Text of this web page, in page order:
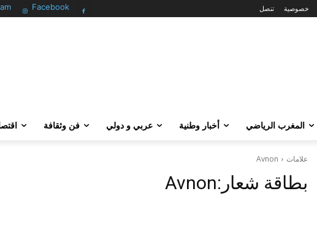
Facebook تنصل خصوصية
المغرب الرياضي أخبار وطنية عربي و دولي فن وثقافة
علامات Avnon
بطاقة شعار:Avnon